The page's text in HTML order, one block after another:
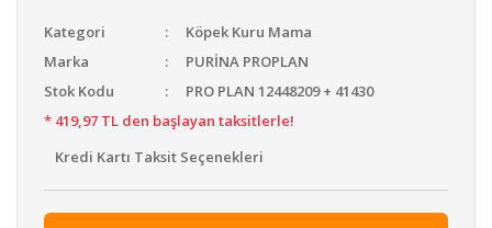
Kategori
Köpek Kuru Mama
Marka
PURİNA PROPLAN
Stok Kodu
PRO PLAN 12448209 + 41430
* 419,97 TL den başlayan taksitlerle!
Kredi Kartı Taksit Seçenekleri